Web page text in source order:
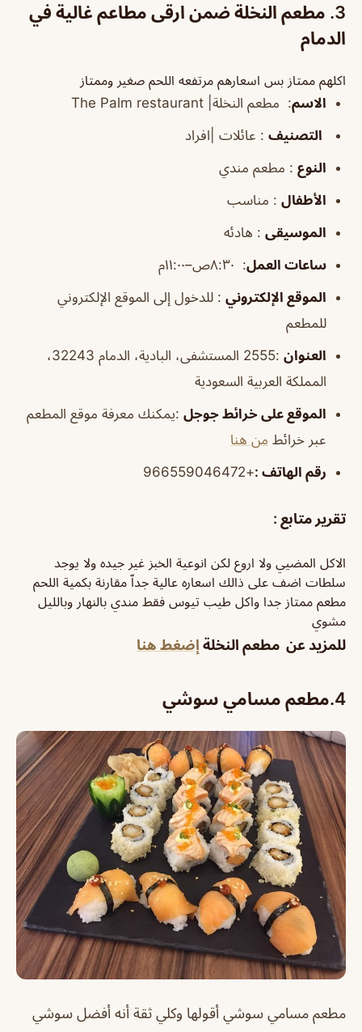
3. مطعم النخلة ضمن ارقى مطاعم غالية في
الدمام
اكلهم ممتاز بس اسعارهم مرتفعه اللحم صغير وممتاز
الاسم: مطعم النخلة| The Palm restaurant
التصنيف : عائلات |افراد
النوع : مطعم مندي
الأطفال : مناسب
الموسيقى : هادئه
ساعات العمل:
الموقع الإلكتروني : للدخول إلى الموقع الإلكتروني
للمطعم
العنوان
:2555 المستشفى، البادية، الدمام 32243،
المملكة العربية السعودية
الموقع على خرائط جوجل :يمكنك معرفة موقع المطعم
عبر خرائط من هنا
رقم الهاتف :
+966559046472
تقرير متابع :
الاكل المضيي ولا اروع لكن انوعية الخبز غير جيده ولا يوجد
سلطات اضف على ذالك اسعاره عالية جداّ مقارنة بكمية اللحم
مطعم ممتاز جدا واكل طيب تيوس فقط مندي بالنهار وبالليل
مشوي
للمزيد عن مطعم النخلة إضغط هنا
4.مطعم مسامي سوشي
مطعم مسامي سوشي أقولها وكلي ثقة أنه أفضل سوشي